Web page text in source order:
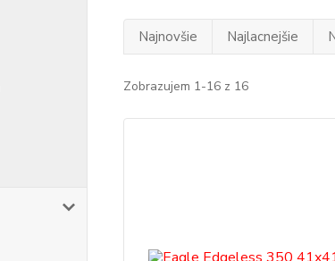
Najnovšie Najlacnejšie
Zobrazujem 1-16 z 16